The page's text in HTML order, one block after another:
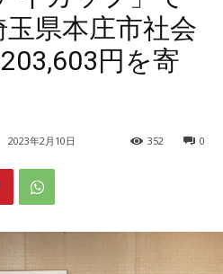
県本庄市社会
円を寄
2023年2月10日 0
352